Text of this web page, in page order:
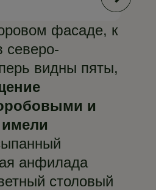
фасаде, к
видны пяты,
и
анфилада
столовый